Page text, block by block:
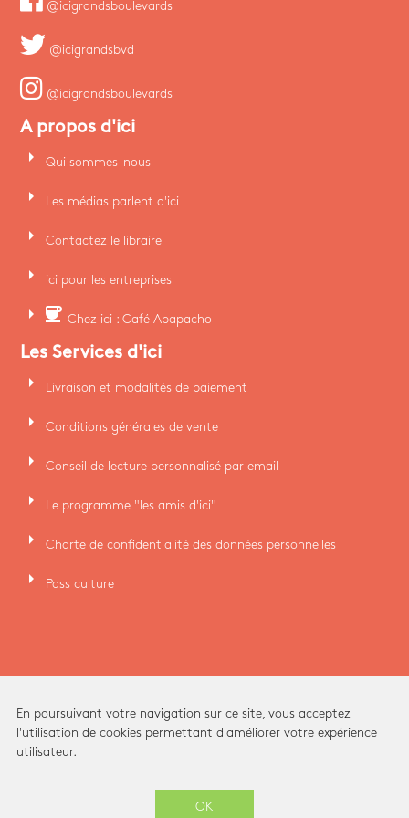
@icigrandsboulevards
@icigrandsbvd
@icigrandsboulevards
A propos d'ici
arrow_right Qui sommes-nous
arrow_right Les médias parlent d'ici
arrow_right Contactez le libraire
arrow_right ici pour les entreprises
arrow_right coffee Chez ici : Café Apapacho
Les Services d'ici
arrow_right Livraison et modalités de paiement
arrow_right Conditions générales de vente
arrow_right Conseil de lecture personnalisé par email
arrow_right Le programme "les amis d'ici"
arrow_right Charte de confidentialité des données personnelles
arrow_right Pass culture
Ici Librairie - Paris Grands Boulevards © 2026 -
En poursuivant votre navigation sur ce site, vous acceptez
l'utilisation de cookies permettant d'améliorer votre expérience
utilisateur.
OK